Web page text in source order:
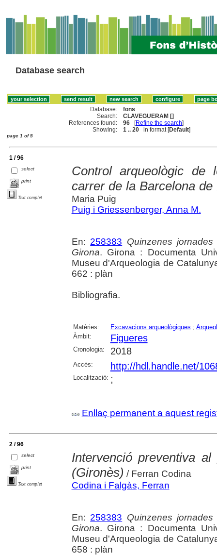
Database search
Database:
fons
Search:
CLAVEGUERAM []
References found:
96 [Refine the search]
Showing:
1 .. 20 in format [Default]
page 1 of 5
1 / 96
select
print
Text complet
Control arqueològic de
carrer de la Barcelona
Maria Puig
Puig i Griessenberger, Anna M.
En: 258383 Quinzenes
Girona. Girona : Documenta
Museu d'Arqueologia de
662 : plàn
Bibliografia.
Matèries: Excavacions arqueològiques ;
Àmbit:
Figueres
Cronologia: 2018
Accés: http://hdl.handle.net/
Localització: ;
Enllaç permanent a aquest
2 / 96
select
print
Text complet
Intervenció preventiva
(Gironès) / Ferran Codina
Codina i Falgàs, Ferran
En: 258383 Quinzenes
Girona. Girona : Documenta
Museu d'Arqueologia de
658 : plàn